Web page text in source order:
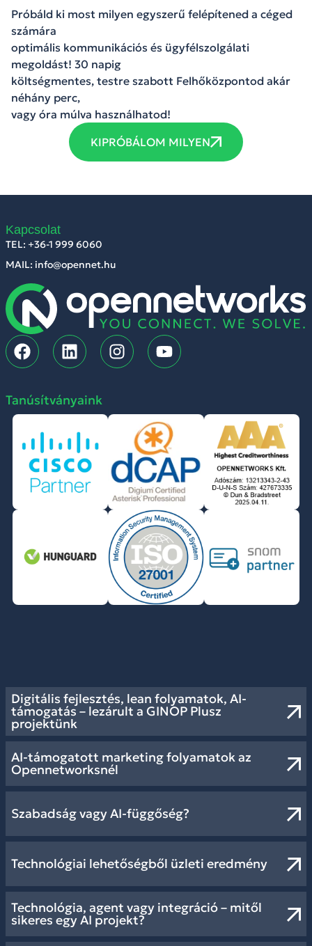
Próbáld ki most milyen egyszerű felépítened a céged
számára
optimális kommunikációs és ügyfélszolgálati
megoldást! 30 napig
költségmentes, testre szabott Felhőközpontod akár
néhány perc,
vagy óra múlva használhatod!
KIPRÓBÁLOM MILYEN
Digitális fejlesztés, lean folyamatok, AI-
támogatás – lezárult a GINOP Plusz
projektünk
AI-támogatott marketing folyamatok az
Opennetworksnél
Szabadság vagy AI-függőség?
Technológiai lehetőségből üzleti eredmény
Technológia, agent vagy integráció – mitől
sikeres egy AI projekt?
Kapcsolat
TEL: +36-1 999 6060
MAIL: info@opennet.hu
Tanúsítványaink